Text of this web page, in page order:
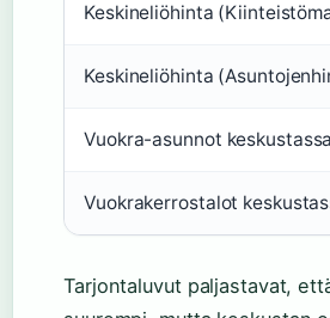
Keskineliöhinta
Keskineliöhinta
Vuokra-asunnot
Vuokrakerrostalot
Tarjontaluvut paljastavat,